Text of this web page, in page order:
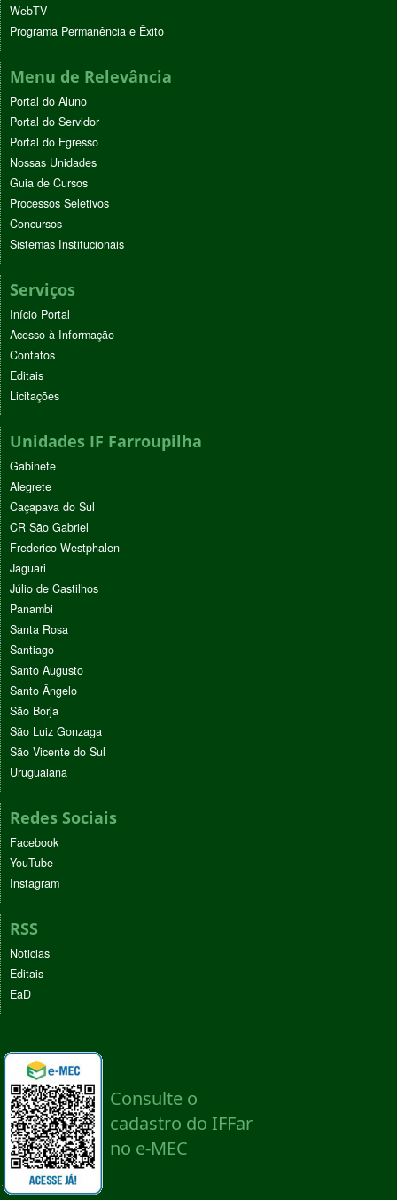
WebTV
Programa Permanência e Êxito
Menu de Relevância
Portal do Aluno
Portal do Servidor
Portal do Egresso
Nossas Unidades
Guia de Cursos
Processos Seletivos
Concursos
Sistemas Institucionais
Serviços
Início Portal
Acesso à Informação
Contatos
Editais
Licitações
Unidades IF Farroupilha
Gabinete
Alegrete
Caçapava do Sul
CR São Gabriel
Frederico Westphalen
Jaguari
Júlio de Castilhos
Panambi
Santa Rosa
Santiago
Santo Augusto
Santo Ângelo
São Borja
São Luiz Gonzaga
São Vicente do Sul
Uruguaiana
Redes Sociais
Facebook
YouTube
Instagram
RSS
Noticias
Editais
EaD